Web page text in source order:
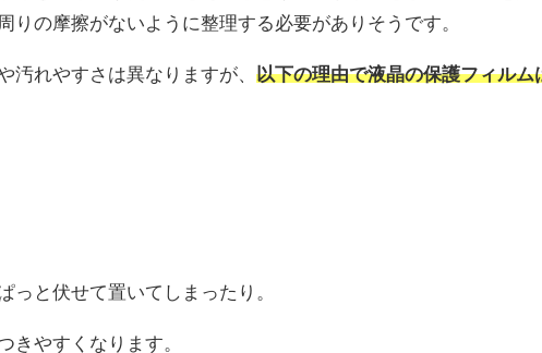
りの摩擦がないように整理する必要がありそうです。
汚れやすさは異なりますが、以下の理由で液晶の保護フィルム
っと伏せて置いてしまったり。
きやすくなります。